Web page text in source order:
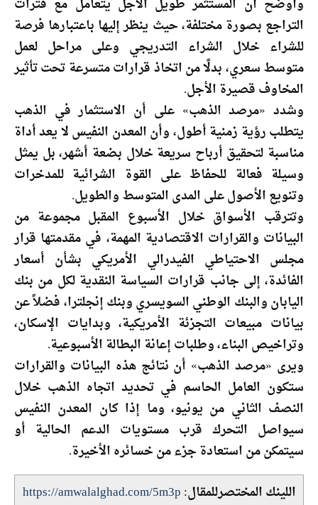
التراجع بصورة مختلفة، حيث ينظر إليها باعتبارها فرصة
للشراء خلال الشراء التدريجي وعلى مراحل لعمل
متوسط سعري، بدلًا من اتخاذ قرارات متسرعة تحت تأثير
المخاوف قصيرة الأجل.
وشدد «مرصد الذهب» على أن الاستثمار في الذهب
يتطلب رؤية زمنية أطول، وأن المعدن النفيس لا يعد أداة
مناسبة لتحقيق أرباح سريعة خلال بضعة أشهر، بل يمثل
وسيلة فعالة للحفاظ على القوة الشرائية للمدخرات
وتنويع الأصول على المدى المتوسط والطويل.
وتترقب الأسواق خلال الأسبوع المقبل مجموعة من
البيانات والقرارات الاقتصادية المهمة، في مقدمتها قرار
مجلس الاحتياطي الفيدرالي الأمريكي بشأن أسعار
الفائدة، إلى جانب قرارات السياسة النقدية لكل من بنك
اليابان والبنك الوطني السويسري وبنك إنجلترا، فضلاً عن
بيانات مبيعات التجزئة الأمريكية، وبدايات الإسكان،
وتراخيص البناء، وطلبات إعانة البطالة الأسبوعية.
ويرى «مرصد الذهب» أن نتائج هذه البيانات والقرارات
ستكون العامل الحاسم في تحديد اتجاه الذهب خلال
النصف الثاني من يونيو، وما إذا كان المعدن النفيس
سيواصل التحرك قرب مستويات الدعم الحالية أو
سيتمكن من استعادة جزء من خسائره الأخيرة.
اللينك المختصرللمقال:https://amwalalghad.com/5m3p